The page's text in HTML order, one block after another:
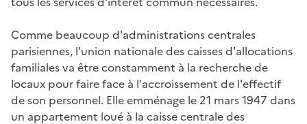
Comme beaucoup d'administrations centrales
parisiennes, l'union nationale des caisses d'allocations
familiales va être constamment à la recherche de
locaux pour faire face à l'accroissement de l'effectif
de son personnel. Elle emménage le 21 mars 1947 dans
un appartement loué à la caisse centrale des